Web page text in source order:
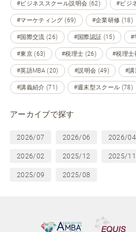
#ビジネススクール説明会 (62) #ビジ
#マーケティング (69) #企業研修 (18)
#国際交流 (26) #国際認証 (15) #
#東京 (63) #税理士 (26) #税理士
#英語MBA (20) #説明会 (49) #講
#講義紹介 (71) #週末型スクール (78)
アーカイブで探す
2026/07 2026/06 2026/04
2026/02 2025/12 2025/11
2025/09 2025/08